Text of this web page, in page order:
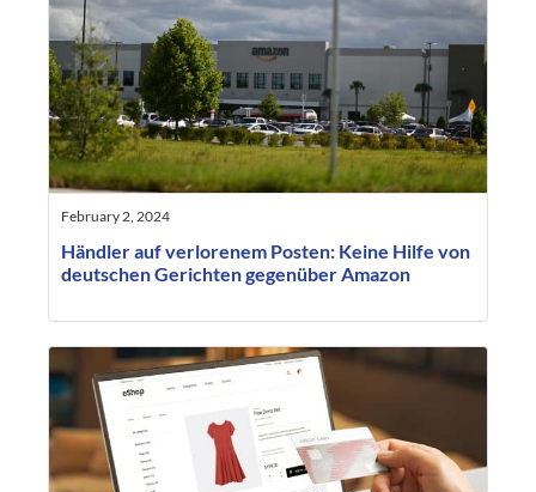
February 2, 2024
Händler auf verlorenem Posten: Keine Hilfe von
deutschen Gerichten gegenüber Amazon